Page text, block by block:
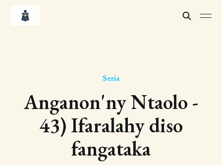
Seria
Anganon'ny Ntaolo -
43) Ifaralahy diso
fangataka